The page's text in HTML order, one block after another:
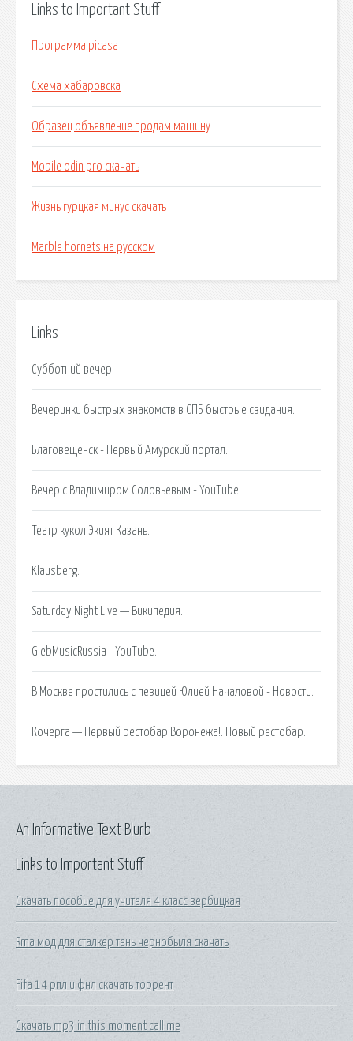
Links to Important Stuff
Программа picasa
Схема хабаровска
Образец объявление продам машину
Mobile odin pro скачать
Жизнь гурцкая минус скачать
Marble hornets на русском
Links
Субботний вечер
Вечеринки быстрых знакомств в СПБ быстрые свидания.
Благовещенск - Первый Амурский портал.
Вечер с Владимиром Соловьевым - YouTube.
Театр кукол Экият Казань.
Klausberg.
Saturday Night Live — Википедия.
GlebMusicRussia - YouTube.
В Москве простились с певицей Юлией Началовой - Новости.
Кочерга — Первый рестобар Воронежа!. Новый рестобар.
Links to Important Stuff
Скачать пособие для учителя 4 класс вербицкая
Rma мод для сталкер тень чернобыля скачать
Fifa 14 рпл и фнл скачать торрент
Скачать mp3 in this moment call me
An Informative Text Blurb